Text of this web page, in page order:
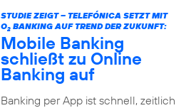
STUDIE ZEIGT – TELEFÓNICA SETZT MIT
O2BANKING AUF TREND DER ZUKUNFT:
Mobile Banking
schließt zu Online
Banking auf
Banking per App ist schnell, zeitlich